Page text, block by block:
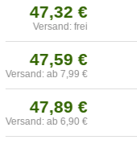
47,32 €
Versand: frei
47,59 €
Versand: ab 7,99 €
47,89 €
Versand: ab 6,90 €